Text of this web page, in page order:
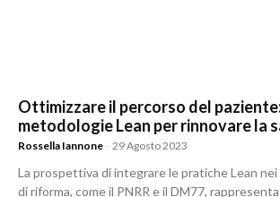
Ottimizzare il percorso del
metodologie Lean per rinnovare la
Rossella Iannone - 29 Agosto 2023
La prospettiva di integrare le pratiche Lean
di riforma, come il PNRR e il DM77,